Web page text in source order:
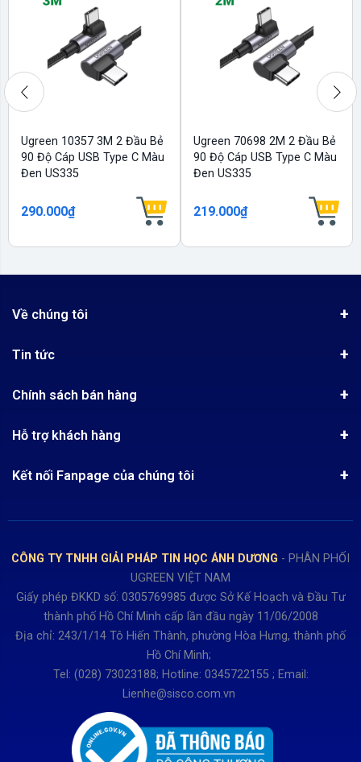
Ugreen 10357 3M 2 Đầu Bẻ
90 Độ Cáp USB Type C Màu
Đen US335
290.000₫
Ugreen 70698 2M 2 Đầu Bẻ
90 Độ Cáp USB Type C Màu
Đen US335
219.000₫
Về chúng tôi
Quy chế hoạt động
Tra cứu đơn hàng
Tin tức
Công nghệ - Sản phẩm mới
Review sản phẩm
Chính sách bán hàng
Chính sách Hủy, Đổi, Trả hàng
Hướng dẫn đăng ký tài khoản
Hỗ trợ khách hàng
Thời gian làm việc từ Thứ 2- Thứ 7
Buổi chiều từ 13h15 đến 17h30
Thứ 7 làm đến 15h30 chiều.
Kết nối Fanpage của chúng tôi
CÔNG TY TNHH GIẢI PHÁP TIN HỌC ÁNH DƯƠNG - PHÂN PHỐI
UGREEN VIỆT NAM
Giấy phép ĐKKD số: 0305769985 được Sở Kế Hoạch và Đầu Tư
thành phố Hồ Chí Minh cấp lần đầu ngày 11/06/2008
Địa chỉ: 243/1/14 Tô Hiến Thành, phường Hòa Hưng, thành phố
Hồ Chí Minh;
Tel: (028) 73023188; Hotline: 0345722155 ; Email:
Lienhe@sisco.com.vn